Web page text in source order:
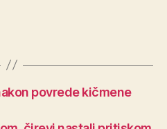
povrede kičmene